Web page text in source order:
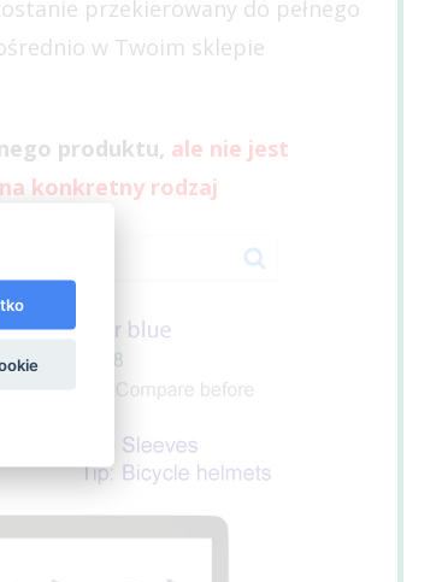
przekierowany do pełnego
w Twoim sklepie
produktu, ale nie jest
konkretny rodzaj